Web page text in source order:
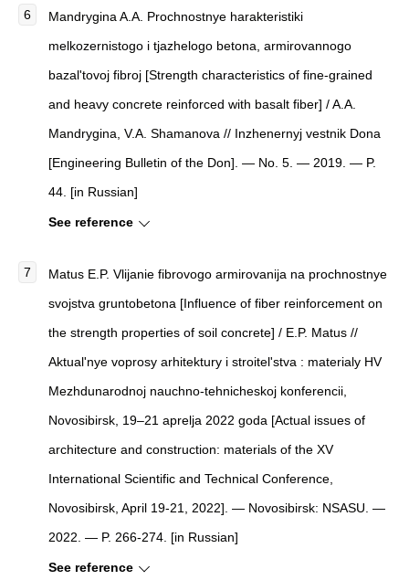
Mandrygina A.A. Prochnostnye harakteristiki
melkozernistogo i tjazhelogo betona, armirovannogo
bazal'tovoj fibroj [Strength characteristics of fine-grained
and heavy concrete reinforced with basalt fiber] / A.A.
Mandrygina, V.A. Shamanova // Inzhenernyj vestnik Dona
[Engineering Bulletin of the Don]. — No. 5. — 2019. — P.
44. [in Russian]
See reference
Matus E.P. Vlijanie fibrovogo armirovanija na prochnostnye
svojstva gruntobetona [Influence of fiber reinforcement on
the strength properties of soil concrete] / E.P. Matus //
Aktual'nye voprosy arhitektury i stroitel'stva : materialy HV
Mezhdunarodnoj nauchno-tehnicheskoj konferencii,
Novosibirsk, 19–21 aprelja 2022 goda [Actual issues of
architecture and construction: materials of the XV
International Scientific and Technical Conference,
Novosibirsk, April 19-21, 2022]. — Novosibirsk: NSASU. —
2022. — P. 266-274. [in Russian]
See reference